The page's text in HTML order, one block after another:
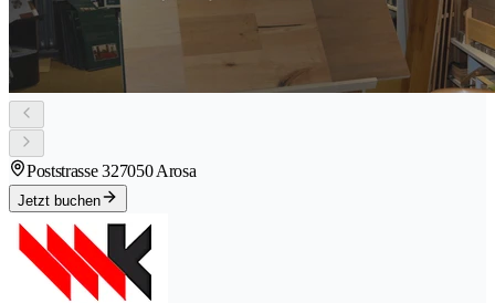
Poststrasse 327050 Arosa
Jetzt buchen